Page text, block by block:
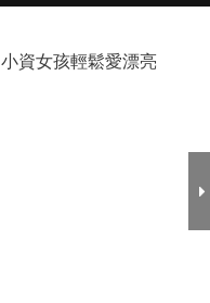
小資女孩輕鬆愛漂亮